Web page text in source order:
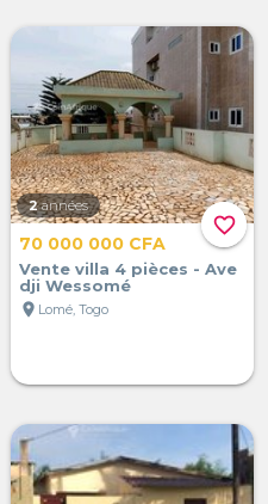
favorite_border
2 années
70 000 000 CFA
Vente villa 4 pièces - Ave
dji Wessomé
location_on Lomé, Togo